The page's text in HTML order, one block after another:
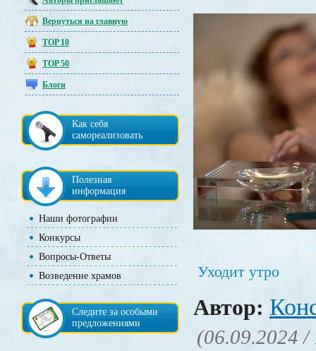
Вернуться на главную
TOP 10
TOP 50
Блоги
Как себя
самореализовать
Полезная
информация
Наши фотографии
Конкурсы
Вопросы-Ответы
Возведение храмов
Следите за особыми
предложениями
Уходит утро
Автор:
(06.09.2024 /